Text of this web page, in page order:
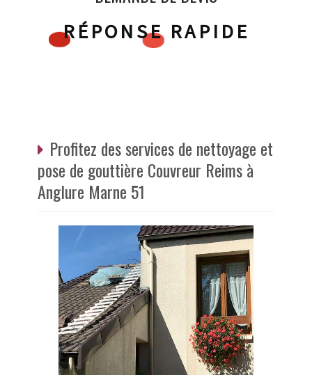
RÉPONSE RAPIDE
Profitez des services de nettoyage et
pose de gouttière Couvreur Reims à
Anglure Marne 51